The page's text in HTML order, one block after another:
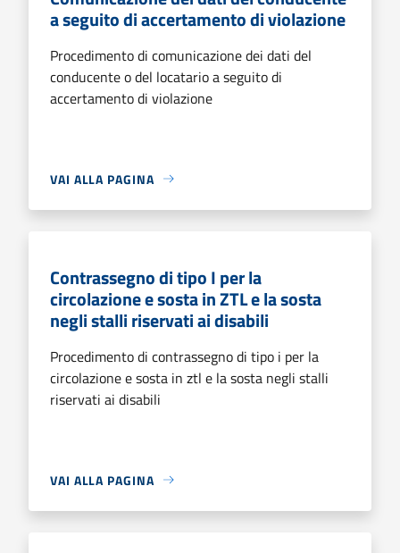
a seguito di accertamento di violazione
Procedimento di comunicazione dei dati del
conducente o del locatario a seguito di
accertamento di violazione
VAI ALLA PAGINA
Contrassegno di tipo I per la
circolazione e sosta in ZTL e la sosta
negli stalli riservati ai disabili
Procedimento di contrassegno di tipo i per la
circolazione e sosta in ztl e la sosta negli stalli
riservati ai disabili
VAI ALLA PAGINA